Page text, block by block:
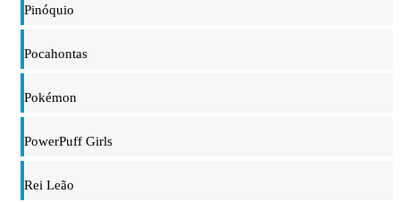
Pinóquio
Pocahontas
Pokémon
PowerPuff Girls
Rei Leão